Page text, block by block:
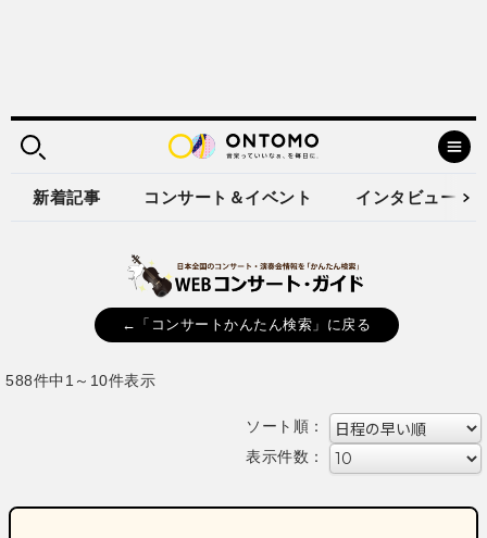
新着記事 コンサート＆イベント インタビュー
←「コンサートかんたん検索」に戻る
588件中1～10件表示
ソート順：
表示件数：